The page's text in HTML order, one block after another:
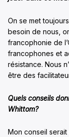
On se met
besoin de nous,
francophonie de
francophones et
résistance. Nous
être des
Quels conseils
Whittom?
Mon conseil